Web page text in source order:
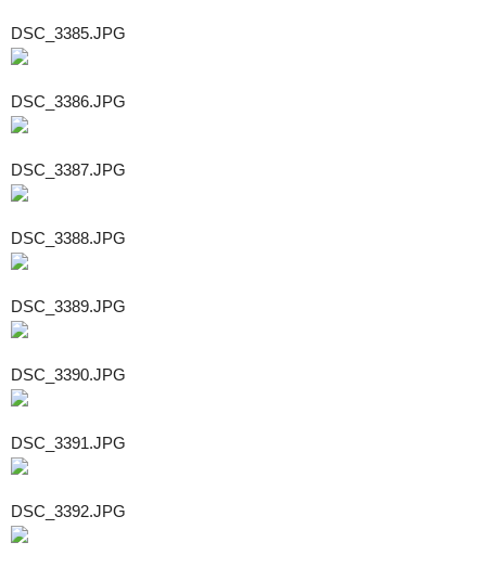
DSC_3385.JPG
DSC_3386.JPG
DSC_3387.JPG
DSC_3388.JPG
DSC_3389.JPG
DSC_3390.JPG
DSC_3391.JPG
DSC_3392.JPG